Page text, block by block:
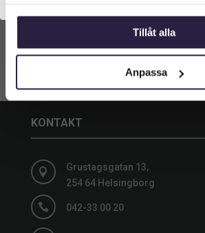
Tillåt alla
Anpassa
KONTAKT

Grustagsgatan 13,
254 64 Helsingborg
 042-33 00 20